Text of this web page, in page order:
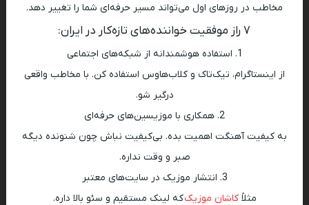
مخاطب در روزهای اول می‌تواند مسیر حرفه‌ای شما را تغییر دهد.
1. استفاده هوشمندانه از شبکه‌های اجتماعی
از اینستاگرام، تیک‌تاک و کلاب‌هاوس استفاده کن. با مخاطب واقعی
درگیر شو.
2. همکاری با موزیسین‌های حرفه‌ای
به کیفیت آهنگت اهمیت بده. بی‌کیفیت نباش چون شنونده دیگه
صبر و وقت نداره.
3. انتشار موزیک در سایت‌های معتبر
مثلاًکاشان موزیککه لینک مستقیم و سئو بالا داره.